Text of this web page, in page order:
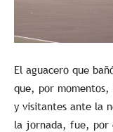
El aguacero que
que, por momentos,
y visitantes ante la
la jornada, fue, por